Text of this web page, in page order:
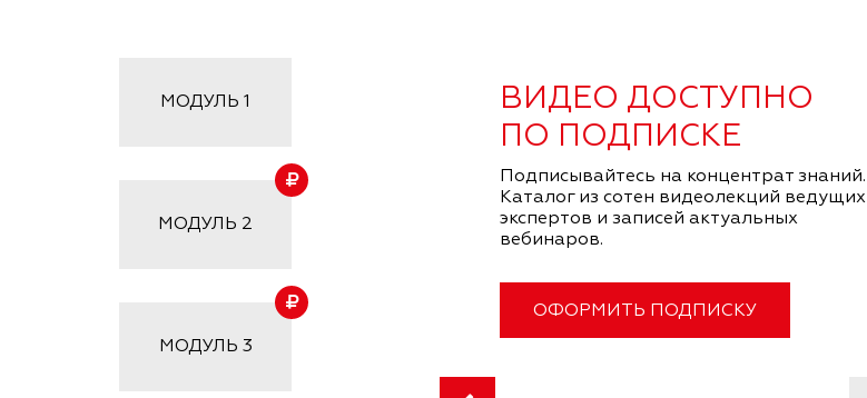
МОДУЛЬ 1
МОДУЛЬ 2
МОДУЛЬ 3
ВИДЕО ДОСТУПНО
ПО ПОДПИСКЕ
Подписывайтесь на концентрат знаний.
Каталог из сотен видеолекций ведущих
экспертов и записей актуальных
вебинаров.
ОФОРМИТЬ ПОДПИСКУ